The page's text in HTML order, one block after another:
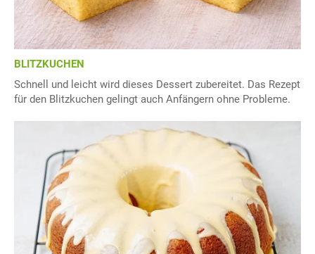
BLITZKUCHEN
Schnell und leicht wird dieses Dessert zubereitet. Das Rezept
für den Blitzkuchen gelingt auch Anfängern ohne Probleme.